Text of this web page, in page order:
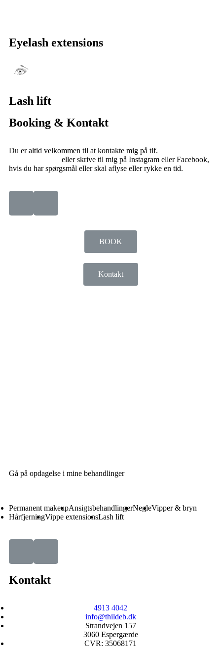
Eyelash extensions
Lash lift
Booking & Kontakt
Du er altid velkommen til at kontakte mig på tlf.
eller skrive til mig på Instagram eller Facebook,
hvis du har spørgsmål eller skal aflyse eller rykke en tid.
BOOK
Kontakt
Gå på opdagelse i mine behandlinger
Permanent makeupAnsigtsbehandlingerNegleVipper & bryn
HårfjerningVippe extensionsLash lift
Kontakt
4913 4042
info@thildeb.dk
Strandvejen 157
3060 Espergærde
CVR: 35068171